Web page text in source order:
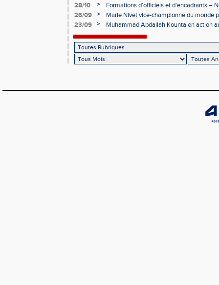
28/10
>
Formations d’officiels et d’encadrants –
26/09
>
Marie Nivet vice-championne du monde
23/09
> Muhammad Abdallah Kounta en action